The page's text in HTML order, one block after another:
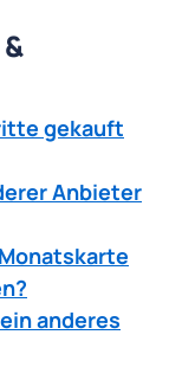
gekauft
Anbieter
anderes